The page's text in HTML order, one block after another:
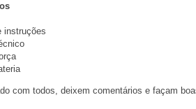
instruções
com todos, deixem comentários e façam